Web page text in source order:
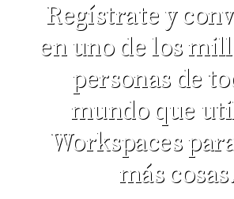
Regístrate y
en uno de los
personas de
mundo que
Workspaces
más cosas.